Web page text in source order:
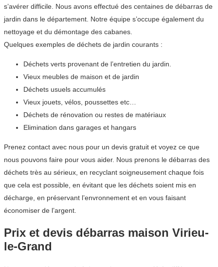
s’avérer difficile. Nous avons effectué des centaines de débarras de
jardin dans le département. Notre équipe s’occupe également du
nettoyage et du démontage des cabanes.
Quelques exemples de déchets de jardin courants :
Déchets verts provenant de l’entretien du jardin.
Vieux meubles de maison et de jardin
Déchets usuels accumulés
Vieux jouets, vélos, poussettes etc…
Déchets de rénovation ou restes de matériaux
Elimination dans garages et hangars
Prenez contact avec nous pour un devis gratuit et voyez ce que
nous pouvons faire pour vous aider. Nous prenons le débarras des
déchets très au sérieux, en recyclant soigneusement chaque fois
que cela est possible, en évitant que les déchets soient mis en
décharge, en préservant l’envronnement et en vous faisant
économiser de l’argent.
Prix et devis débarras maison Virieu-
le-Grand